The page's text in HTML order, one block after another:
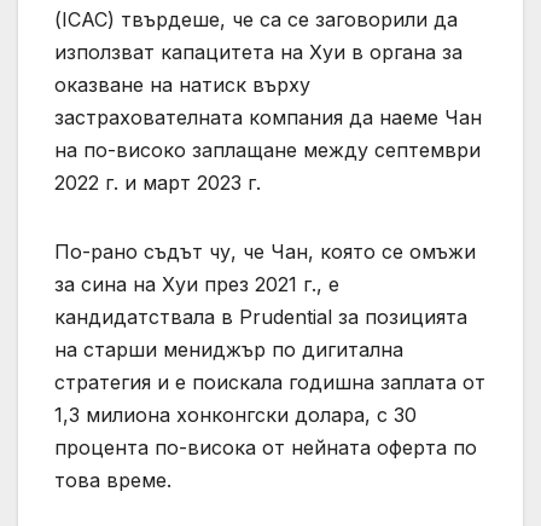
(ICAC) твърдеше, че са се заговорили да
използват капацитета на Хуи в органа за
оказване на натиск върху
застрахователната компания да наеме Чан
на по-високо заплащане между септември
2022 г. и март 2023 г.
По-рано съдът чу, че Чан, която се омъжи
за сина на Хуи през 2021 г., е
кандидатствала в Prudential за позицията
на старши мениджър по дигитална
стратегия и е поискала годишна заплата от
1,3 милиона хонконгски долара, с 30
процента по-висока от нейната оферта по
това време.